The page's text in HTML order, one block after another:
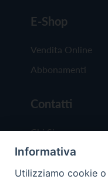
E-Shop
Vendita Online
Abbonamenti
Contatti
Chi Siamo
Redazione
Scrivici
Informativa
Utilizziamo cookie